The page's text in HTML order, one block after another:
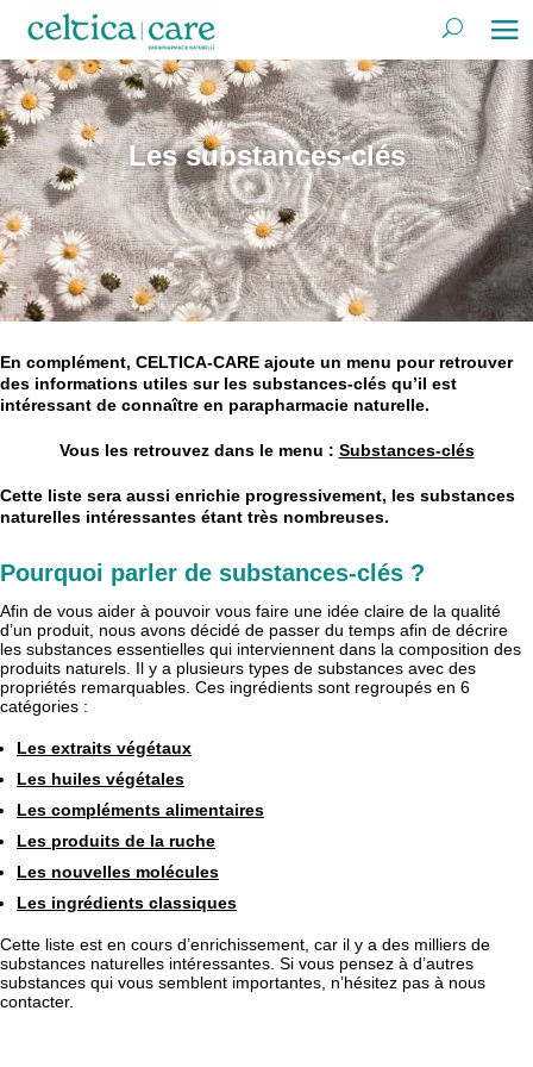
Les substances-clés
En complément, CELTICA-CARE ajoute un menu pour retrouver
des informations utiles sur les substances-clés qu’il est
intéressant de connaître en parapharmacie naturelle.
Vous les retrouvez dans le menu : Substances-clés
Cette liste sera aussi enrichie progressivement, les substances
naturelles intéressantes étant très nombreuses.
Pourquoi parler de substances-clés ?
Afin de vous aider à pouvoir vous faire une idée claire de la qualité
d’un produit, nous avons décidé de passer du temps afin de décrire
les substances essentielles qui interviennent dans la composition des
produits naturels. Il y a plusieurs types de substances avec des
propriétés remarquables. Ces ingrédients sont regroupés en 6
catégories :
Les extraits végétaux
Les huiles végétales
Les compléments alimentaires
Les produits de la ruche
Les nouvelles molécules
Les ingrédients classiques
Cette liste est en cours d’enrichissement, car il y a des milliers de
substances naturelles intéressantes. Si vous pensez à d’autres
substances qui vous semblent importantes, n’hésitez pas à nous
contacter.